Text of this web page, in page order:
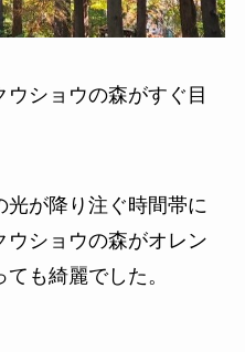
ショウの森がすぐ目
光が降り注ぐ時間帯に
ショウの森がオレン
も綺麗でした。